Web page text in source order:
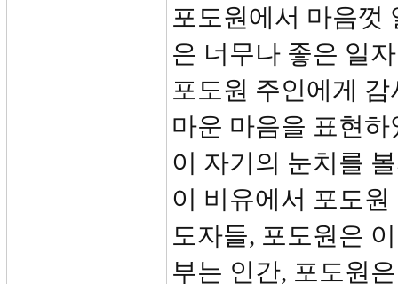
포도원에서 마음껏
은 너무나 좋은 일
포도원 주인에게
마운 마음을 표현
이 자기의 눈치를
이 비유에서 포도
도자들, 포도원은
부는 인간, 포도원